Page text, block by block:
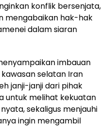
konflik bersenjata,
mengabaikan hak-hak
dalam siaran
imbauan
selatan Iran
janji-janji dari pihak
untuk melihat kekuatan
sekaligus menjauhi
ingin mengambil